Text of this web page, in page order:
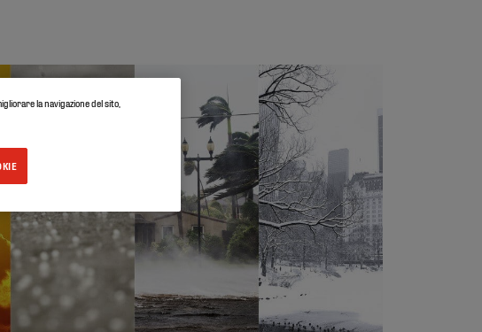
la navigazione del sito,